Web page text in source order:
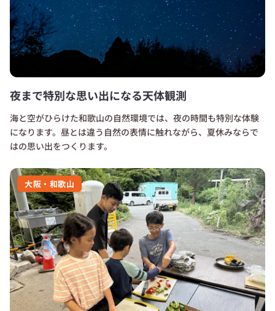
夜まで特別な思い出になる天体観測
海と空がひらけた和歌山の自然環境では、夜の時間も特別な体験
になります。昼とは違う自然の表情に触れながら、夏休みならで
はの思い出をつくります。
大阪・和歌山